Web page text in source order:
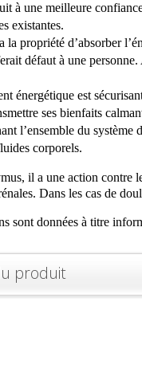
à une meilleure
existantes.
la propriété d’absorber
défaut à une
énergétique est
ses bienfaits
l’ensemble du
corporels.
il a une action contre
Dans les cas de
sont données à titre
produit